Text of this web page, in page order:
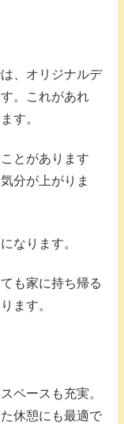
、オリジナルデ
。これがあれ
す。
とがあります
分が上がりま
なります。
も家に持ち帰る
ます。
ペースも充実。
休憩にも最適で